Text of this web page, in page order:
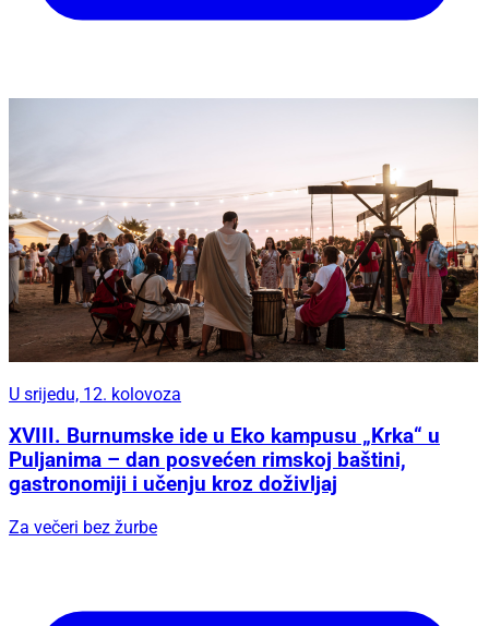
U srijedu, 12. kolovoza
XVIII. Burnumske ide u Eko kampusu „Krka“ u
Puljanima – dan posvećen rimskoj baštini,
gastronomiji i učenju kroz doživljaj
Za večeri bez žurbe